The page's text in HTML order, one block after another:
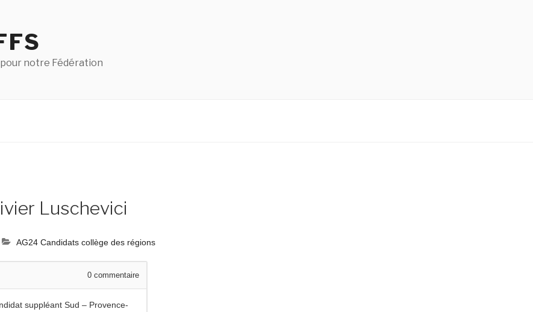
notre Fédération
Luschevici
AG24 Candidats collège des régions
0 commentaire
suppléant Sud – Provence-